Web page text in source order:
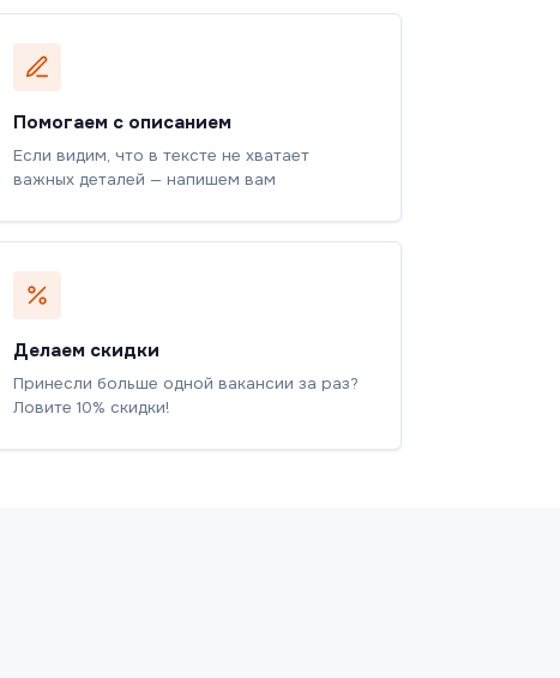
Помогаем с описанием
Если видим, что в тексте не хватает
важных деталей — напишем вам
Делаем скидки
Принесли больше одной вакансии за раз?
Ловите 10% скидки!